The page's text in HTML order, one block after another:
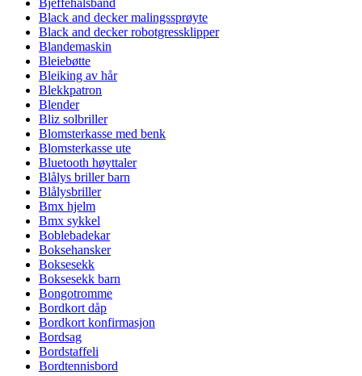
Bjeffehalsbånd
Black and decker malingssprøyte
Black and decker robotgressklipper
Blandemaskin
Bleiebøtte
Bleiking av hår
Blekkpatron
Blender
Bliz solbriller
Blomsterkasse med benk
Blomsterkasse ute
Bluetooth høyttaler
Blålys briller barn
Blålysbriller
Bmx hjelm
Bmx sykkel
Boblebadekar
Boksehansker
Boksesekk
Boksesekk barn
Bongotromme
Bordkort dåp
Bordkort konfirmasjon
Bordsag
Bordstaffeli
Bordtennisbord